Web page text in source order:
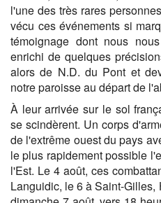
l'une des très rares
vécu ces événements si
témoignage dont nous
enrichi de quelques
alors de N.D. du Pont et
notre paroisse au départ de
À leur arrivée sur le sol
se scindèrent. Un corps
de l'extrême ouest du pays
le plus rapidement possible
l'Est. Le 4 août, ces
Languidic, le 6 à Saint-